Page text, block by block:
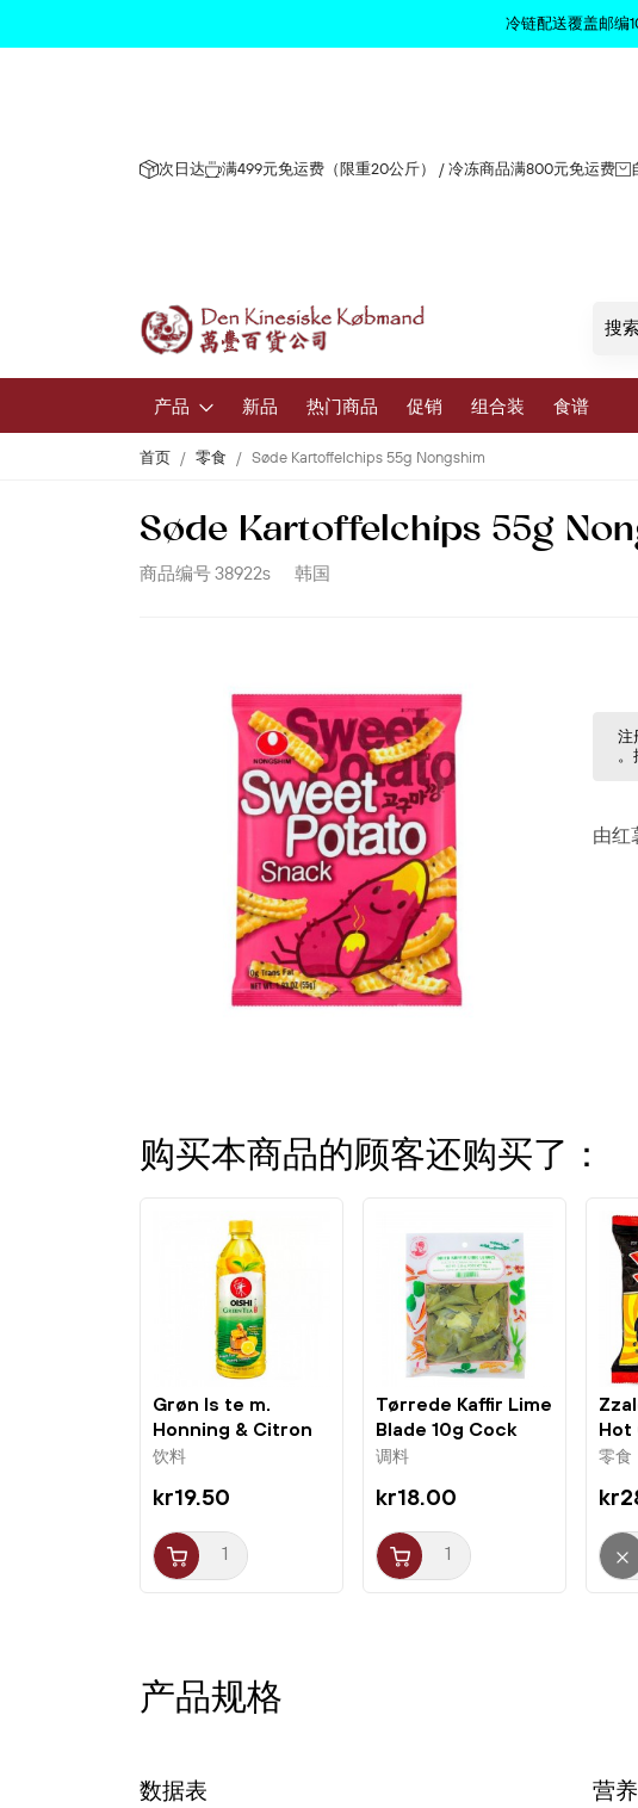
冷链配送覆盖邮编
次日达 满499元免运费（限重20公斤） / 冷冻商品满800元免运费
产品
新鲜水果和蔬菜
新品 热门商品 促销 组合装 食谱
首页 零食 Søde Kartoffelchips 55g Nongshim
Søde Kartoffelchips 55g
商品编号38922s 韩国
注
。
由红
产品规格
数据表 营
购买本商品的顾客还购买了：
Grøn Is te m.
Honning & Citron
500ml Oishi
饮料
kr19.50
Tørrede Kaffir Lime
Blade 10g Cock
Brand
调料
kr18.00
Hot
零食